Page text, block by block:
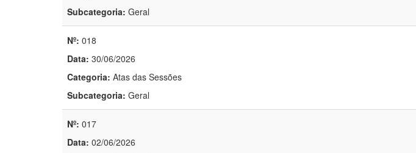
Subcategoria: Geral
Nº: 018
Data: 30/06/2026
Categoria: Atas das Sessões
Subcategoria: Geral
Nº: 017
Data: 02/06/2026